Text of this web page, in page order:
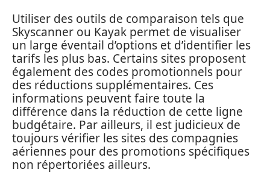
Utiliser des outils de comparaison tels que
Skyscanner ou Kayak permet de visualiser
un large éventail d’options et d’identifier les
tarifs les plus bas. Certains sites proposent
également des codes promotionnels pour
des réductions supplémentaires. Ces
informations peuvent faire toute la
différence dans la réduction de cette ligne
budgétaire. Par ailleurs, il est judicieux de
toujours vérifier les sites des compagnies
aériennes pour des promotions spécifiques
non répertoriées ailleurs.